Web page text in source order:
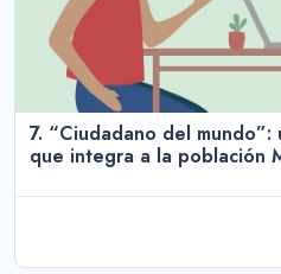
7. “Ciudadano del mundo”:
que integra a la población